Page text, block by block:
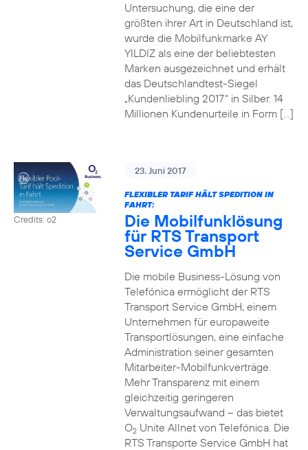
Untersuchung, die eine der
größten ihrer Art in Deutschland ist,
wurde die Mobilfunkmarke AY
YILDIZ als eine der beliebtesten
Marken ausgezeichnet und erhält
das Deutschlandtest-Siegel
„Kundenliebling 2017“ in Silber. 14
Millionen Kundenurteile in Form […]
Credits: o2
23. Juni 2017
FLEXIBLER TARIF HÄLT SPEDITION IN
FAHRT:
Die Mobilfunklösung
für RTS Transport
Service GmbH
Die mobile Business-Lösung von
Telefónica ermöglicht der RTS
Transport Service GmbH, einem
Unternehmen für europaweite
Transportlösungen, eine einfache
Administration seiner gesamten
Mitarbeiter-Mobilfunkverträge.
Mehr Transparenz mit einem
gleichzeitig geringeren
Verwaltungsaufwand – das bietet
O2Unite Allnet von Telefónica. Die
RTS Transporte Service GmbH hat